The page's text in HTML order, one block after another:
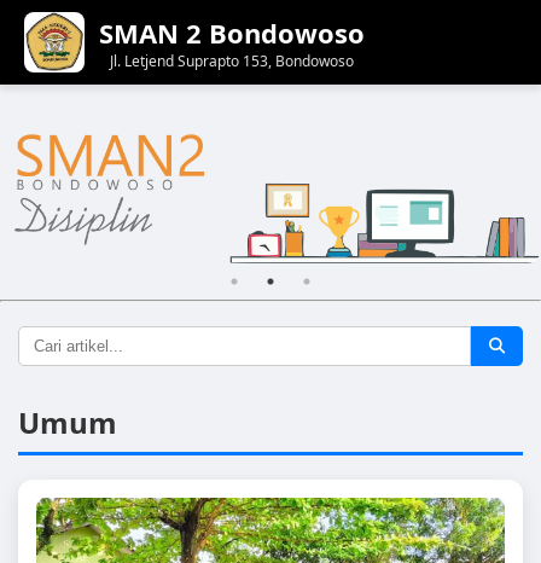
SMAN 2 Bondowoso
Jl. Letjend Suprapto 153, Bondowoso
Umum